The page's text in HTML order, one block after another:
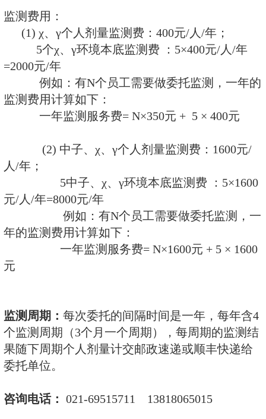
注明：为了保证剂量监测数据的
环境本底剂量计必须是5个(也就是
人剂量计有多少，跟随的环境本
的5个)，跟随的环境本底剂量计每
监测费用：
(1) χ、γ个人剂量监测费：400
5个χ、γ环境本底监测费 ：